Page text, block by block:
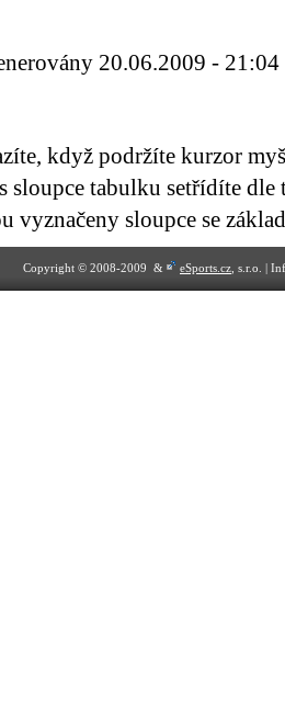
20.06.2009 - 21:04
když podržíte kurzor
sloupce tabulku setřídíte dle
vyznačeny sloupce se
Copyright © 2008-2009 & eSports.cz , s.r.o. |